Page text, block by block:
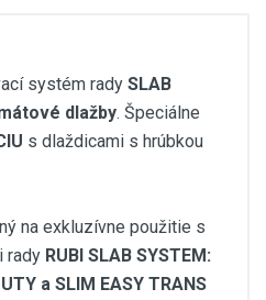
systém rady SLAB
dlažby. Špeciálne
s dlaždicami s hrúbkou
na exkluzívne použitie s
rady RUBI SLAB SYSTEM:
a SLIM EASY TRANS